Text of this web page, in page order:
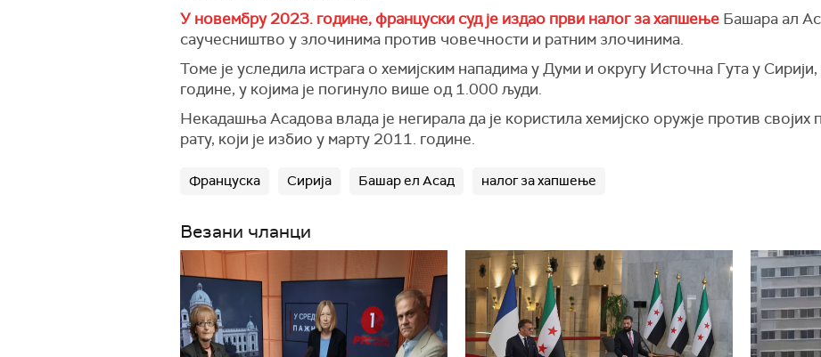
У новембру 2023. године, француски суд је издао први налог за хапшење Башара ал
саучесништво у злочинима против човечности и ратним злочинима.
Томе је уследила истрага о хемијским нападима у Думи и округу Источна Гута у
године, у којима је погинуло више од 1.000 људи.
Некадашња Асадова влада је негирала да је користила хемијско оружје против својих
рату, који је избио у марту 2011. године.
Француска Сирија Башар ел Асад налог за хапшење
Везани чланци